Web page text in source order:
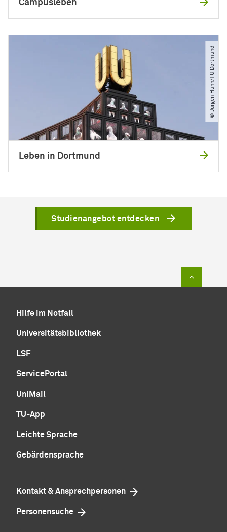
Campusleben
© Jürgen Huhn​/​TU Dortmund
Leben in Dortmund
Studienangebot entdecken
Hilfe im Notfall
Universitätsbibliothek
LSF
ServicePortal
UniMail
TU-App
Leichte Sprache
Gebärdensprache
Kontakt & Ansprechpersonen
Personensuche